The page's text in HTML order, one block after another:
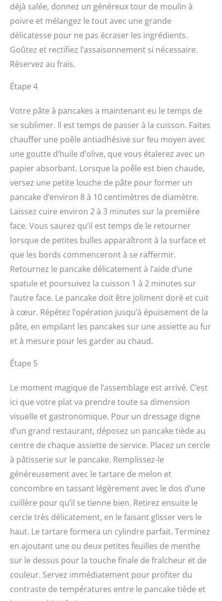
déjà salée, donnez un généreux tour de moulin à
poivre et mélangez le tout avec une grande
délicatesse pour ne pas écraser les ingrédients.
Goûtez et rectifiez l’assaisonnement si nécessaire.
Réservez au frais.
Étape 4
Votre pâte à pancakes a maintenant eu le temps de
se sublimer. Il est temps de passer à la cuisson. Faites
chauffer une poêle antiadhésive sur feu moyen avec
une goutte d’huile d’olive, que vous étalerez avec un
papier absorbant. Lorsque la poêle est bien chaude,
versez une petite louche de pâte pour former un
pancake d’environ 8 à 10 centimètres de diamètre.
Laissez cuire environ 2 à 3 minutes sur la première
face. Vous saurez qu’il est temps de le retourner
lorsque de petites bulles apparaîtront à la surface et
que les bords commenceront à se raffermir.
Retournez le pancake délicatement à l’aide d’une
spatule et poursuivez la cuisson 1 à 2 minutes sur
l’autre face. Le pancake doit être joliment doré et cuit
à cœur. Répétez l’opération jusqu’à épuisement de la
pâte, en empilant les pancakes sur une assiette au fur
et à mesure pour les garder au chaud.
Étape 5
Le moment magique de l’assemblage est arrivé. C’est
ici que votre plat va prendre toute sa dimension
visuelle et gastronomique. Pour un dressage digne
d’un grand restaurant, déposez un pancake tiède au
centre de chaque assiette de service. Placez un cercle
à pâtisserie sur le pancake. Remplissez-le
généreusement avec le tartare de melon et
concombre en tassant légèrement avec le dos d’une
cuillère pour qu’il se tienne bien. Retirez ensuite le
cercle très délicatement, en le faisant glisser vers le
haut. Le tartare formera un cylindre parfait. Terminez
en ajoutant une ou deux petites feuilles de menthe
sur le dessus pour la touche finale de fraîcheur et de
couleur. Servez immédiatement pour profiter du
contraste de températures entre le pancake tiède et